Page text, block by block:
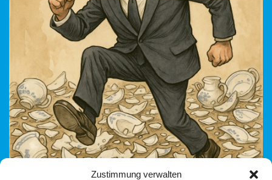
Zustimmung verwalten